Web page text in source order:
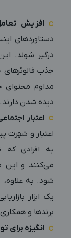
افزایش
دستاوردهای
درگیر شوند.
جذب فالوئرهای
مداوم محتوای
دیده شدن دارند.
اعتبار
اعتبار و شهرت
به افرادی که
می‌کنند و این
شود. به علاوه،
یک ابزار
برندها و
انگیزه برای